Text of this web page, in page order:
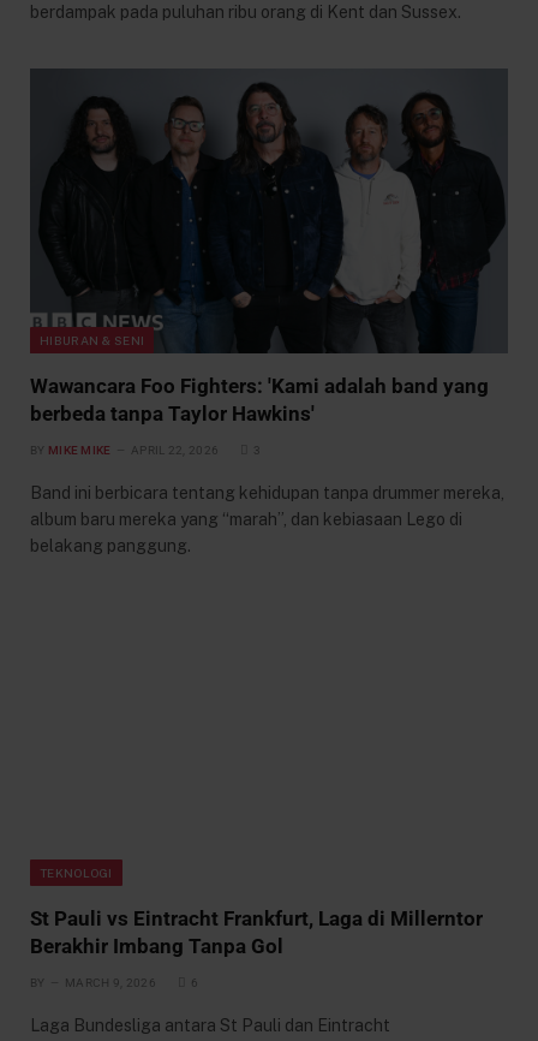
berdampak pada puluhan ribu orang di Kent dan Sussex.
HIBURAN & SENI
Wawancara Foo Fighters: 'Kami adalah band yang
berbeda tanpa Taylor Hawkins'
BY MIKE MIKE APRIL 22, 2026 3
Band ini berbicara tentang kehidupan tanpa drummer mereka,
album baru mereka yang “marah”, dan kebiasaan Lego di
belakang panggung.
TEKNOLOGI
St Pauli vs Eintracht Frankfurt, Laga di Millerntor
Berakhir Imbang Tanpa Gol
BY MARCH 9, 2026 6
Laga Bundesliga antara St Pauli dan Eintracht